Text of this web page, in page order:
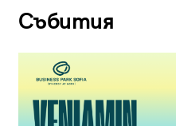
Събития